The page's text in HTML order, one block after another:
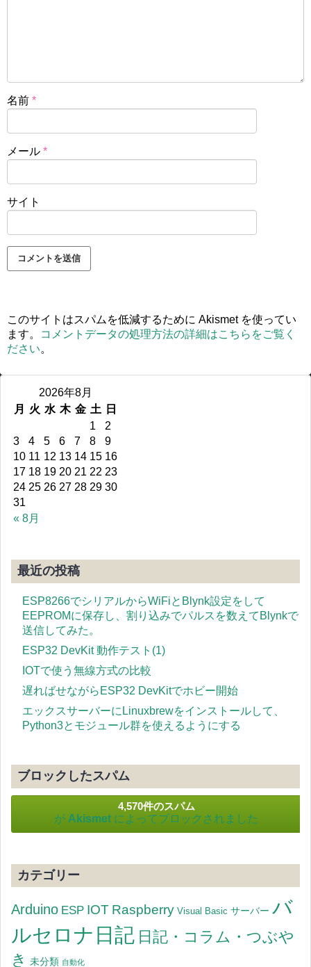
名前 *
メール *
サイト
このサイトはスパムを低減するために Akismet を使ってい
ます。
コメントデータの処理方法の詳細はこちらをご覧く
ださい。
2026年8月
月
火 水 木 金 土 日
« 8月
1
2
3
4 5 6 7 8
9
10 11 12 13 14 15 16
17 18 19 20 21 22 23
24 25 26 27 28 29 30
31
最近の投稿
ESP8266でシリアルからWiFiとBlynk設定をして
EEPROMに保存し、割り込みでパルスを数えてBlynkで
送信してみた。
ESP32 DevKit 動作テスト(1)
IOTで使う無線方式の比較
遅ればせながらESP32 DevKitでホビー開始
エックスサーバーにLinuxbrewをインストールして、
Python3とモジュール群を使えるようにする
ブロックしたスパム
4,570件のスパム
が Akismet によってブロックされました
カテゴリー
Arduino ESP IOT Raspberry Visual Basic サーバー バ
ルセロナ日記 日記・コラム・つぶや
き 未分類 自動化